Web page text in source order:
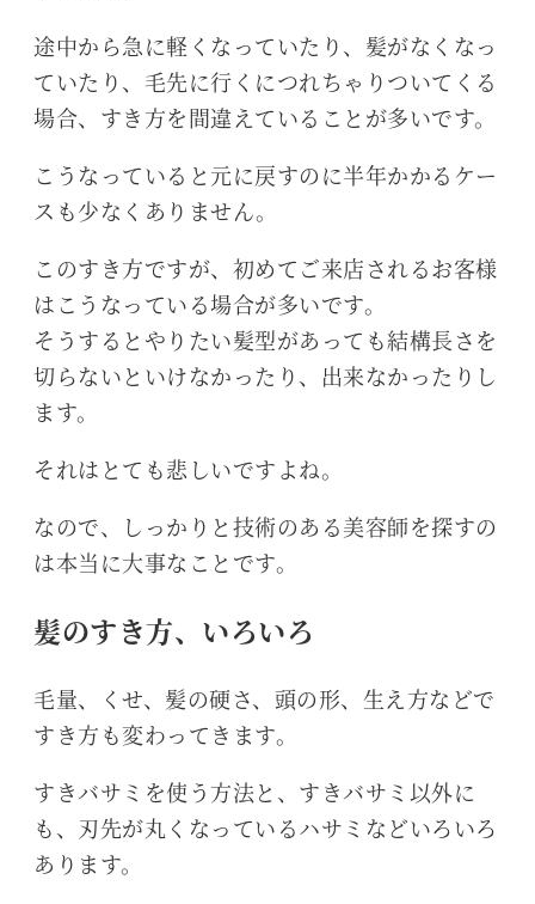
途中から急に軽くなっていたり、髪がなくなっ
ていたり、毛先に行くにつれちゃりついてくる
場合、すき方を間違えていることが多いです。
こうなっていると元に戻すのに半年かかるケー
スも少なくありません。
このすき方ですが、初めてご来店されるお客様
はこうなっている場合が多いです。
そうするとやりたい髪型があっても結構長さを
切らないといけなかったり、出来なかったりし
ます。
それはとても悲しいですよね。
なので、しっかりと技術のある美容師を探すの
は本当に大事なことです。
髪のすき方、いろいろ
毛量、くせ、髪の硬さ、頭の形、生え方などで
すき方も変わってきます。
すきバサミを使う方法と、すきバサミ以外に
も、刃先が丸くなっているハサミなどいろいろ
あります。